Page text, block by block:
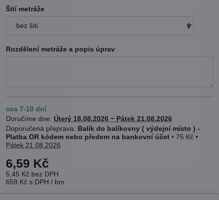
Šití metráže
Rozdělení metráže a popis úprav
cca 7-10 dní
Doručíme dne: Úterý 18.08.2026 − Pátek 21.08.2026
Balík do balíkovny ( výdejní místo ) -
Platba OR kódem nebo předem na bankovní účet • 75 Kč •
Pátek 21.08.2026
6,59 Kč
5,45 Kč bez DPH
659 Kč s DPH / bm